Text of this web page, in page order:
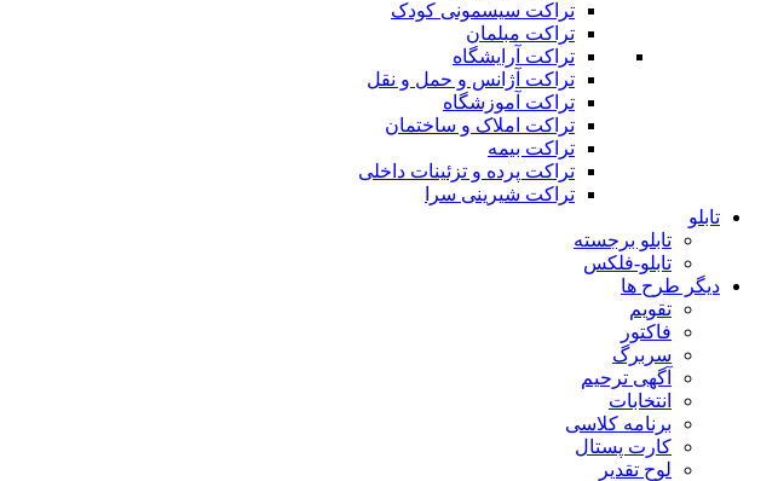
تراکت سیسمونی کودک
تراکت مبلمان
تراکت آرایشگاه
تراکت آژانس و حمل و نقل
تراکت آموزشگاه
تراکت املاک و ساختمان
تراکت بیمه
تراکت پرده و تزئینات داخلی
تراکت شیرینی سرا
تابلو
تابلو برجسته
تابلو-فلکس
دیگر طرح ها
تقویم
فاکتور
سربرگ
آگهی ترحیم
انتخابات
برنامه کلاسی
کارت پستال
لوح تقدیر